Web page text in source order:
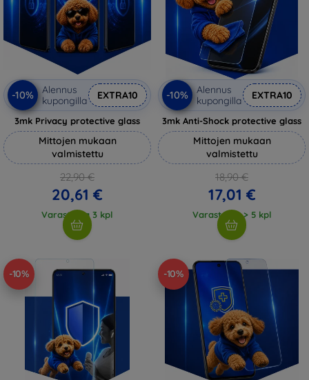
-10%
Alennus
kupongilla
EXTRA10
3mk Privacy protective glass
Mittojen mukaan
valmistettu
22,90 €
20,61 €
Varastossa 3 kpl
-10%
Alennus
kupongilla
EXTRA10
3mk Anti-Shock protective glass
Mittojen mukaan
valmistettu
18,90 €
17,01 €
Varastossa > 5 kpl
-10% -10%